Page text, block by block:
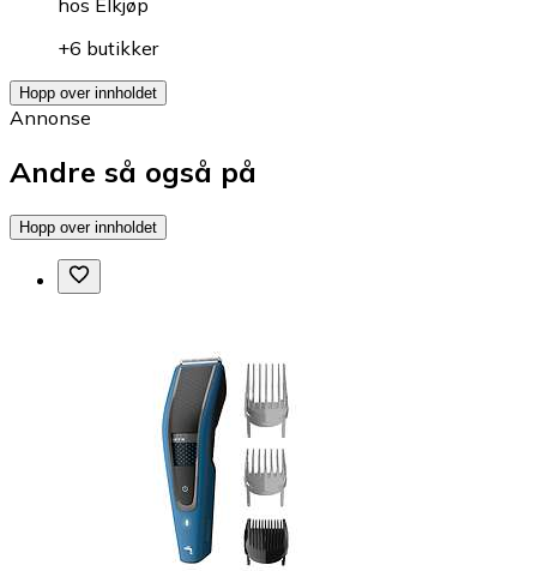
hos Elkjøp
+6 butikker
Hopp over innholdet
Annonse
Andre så også på
Hopp over innholdet